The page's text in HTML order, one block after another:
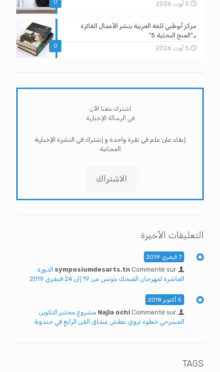
0 5 أوت 2026
0
مركز أبوظبي للغة العربية ينشر الأعمال الفائزة
بـ”المنح البحثية 5″
5 أوت 2026
اشترك معنا الآن
في الرسالة الإخبارية
إبقاء على علم في نقرة واحدة و إشترك في النشرة الإخبارية
المجانية
الاشتراك
التعليقات الأخيرة
7 فيفري 2019
symposiumdesarts.tn Commenté sur
الدورة
العاشرة لمهرجان الضحك بتونس من 19 إلى 24 فيفري 2019
5 أكتوبر 2018
Najla ochi Commenté sur
مشروع مختبر التكوين
المسرحي خطوة تروي عطش عشاق الفن الرابع في جندوبة
TAGS